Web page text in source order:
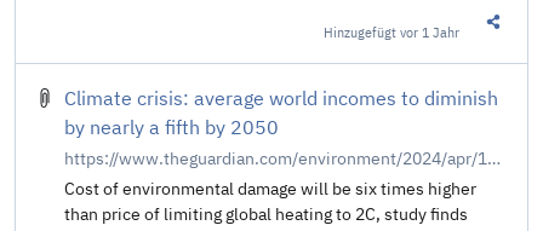
Hinzugefügtvor 1 Jahr
Climate crisis: average world incomes to diminish
by nearly a fifth by 2050
https://www.theguardian.com/environment/2024/apr/17/climate-crisis-average-world-incomes-to-drop-by-nearly-a-fifth-by-2050
Cost of environmental damage will be six times higher
than price of limiting global heating to 2C, study finds